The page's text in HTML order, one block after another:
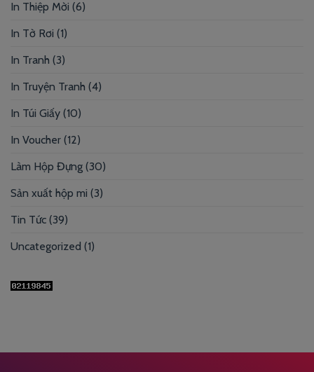
In Thiệp Mời (6)
In Tờ Rơi (1)
In Tranh (3)
In Truyện Tranh (4)
In Túi Giấy (10)
In Voucher (12)
Làm Hộp Đựng (30)
Sản xuất hộp mi (3)
Tin Tức (39)
Uncategorized (1)